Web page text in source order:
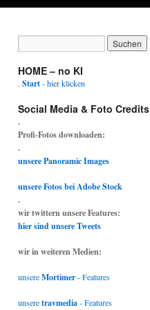
HOME – no KI
. Start- hier klicken
Social Media & Foto Credits
.
Profi-Fotos downloaden:
.
unsere Panoramic Images
unsere Fotos bei Adobe Stock
.
wir twittern unsere Features:
hier sind unsere Tweets
wir in weiteren Medien:
unsereMortimer- Features
unseretravmedia- Features